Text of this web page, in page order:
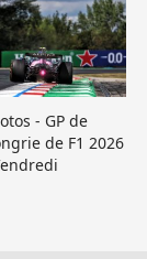
- GP de
de F1 2026